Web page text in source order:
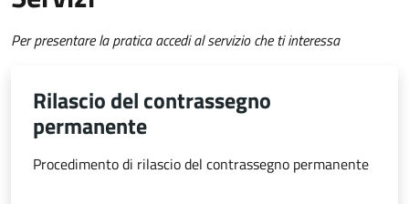
Per presentare la pratica accedi al servizio che ti interessa
Rilascio del contrassegno
permanente
Procedimento di rilascio del contrassegno permanente